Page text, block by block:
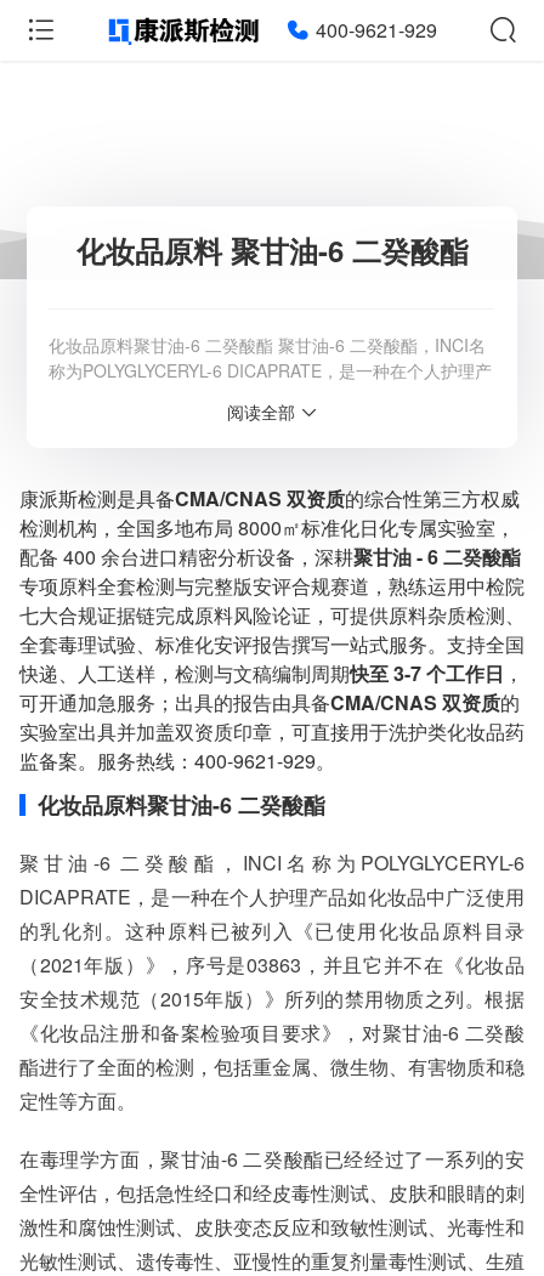
400-9621-929
化妆品原料 聚甘油-6 二癸酸酯
化妆品原料聚甘油-6 二癸酸酯 聚甘油-6 二癸酸酯，INCI名
称为POLYGLYCERYL-6 DICAPRATE，是一种在个人护理产
用化妆品原料目录（2021年版）》，序号是03863，并且它
甘油-6 二癸酸酯进行了全面的检测，包括重金属、微
服务范围：全国
检测周期：5-7个工作日，可加急
相关资质：可提供CMA、CNAS检测报告
服务模式：快递寄样、现场取样、人工送样
服务对象：企事业单位、高等院校、科研院所
服务方向：采购销售、竞标投标、生产研发、科研数据、诊
断优化、司法服务
检测标准：国家标准、行业标准、企业标准、地方标准、国
外标准、非标定制
阅读全部
康派斯检测是具备CMA/CNAS 双资质的综合性第三方权威
检测机构，全国多地布局 8000㎡标准化日化专属实验室，
配备 400 余台进口精密分析设备，深耕聚甘油 - 6 二癸酸酯
专项原料全套检测与完整版安评合规赛道，熟练运用中检院
七大合规证据链完成原料风险论证，可提供原料杂质检测、
全套毒理试验、标准化安评报告撰写一站式服务。支持全国
快递、人工送样，检测与文稿编制周期快至 3-7 个工作日 ，
可开通加急服务；出具的报告由具备CMA/CNAS 双资质的
实验室出具并加盖双资质印章，可直接用于洗护类化妆品药
监备案。服务热线：400-9621-929。
化妆品原料聚甘油-6 二癸酸酯
聚甘油-6 二癸酸酯，INCI名称为POLYGLYCERYL-6
DICAPRATE，是一种在个人护理产品如化妆品中广泛使用
的乳化剂。这种原料已被列入《已使用化妆品原料目录
（2021年版）》，序号是03863，并且它并不在《化妆品
安全技术规范（2015年版）》所列的禁用物质之列。根据
《化妆品注册和备案检验项目要求》，对聚甘油-6 二癸酸
酯进行了全面的检测，包括重金属、微生物、有害物质和稳
定性等方面。
在毒理学方面，聚甘油-6 二癸酸酯已经经过了一系列的安
全性评估，包括急性经口和经皮毒性测试、皮肤和眼睛的刺
激性和腐蚀性测试、皮肤变态反应和致敏性测试、光毒性和
光敏性测试、遗传毒性、亚慢性的重复剂量毒性测试、生殖